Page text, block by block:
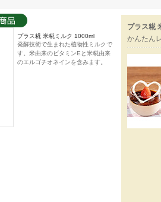
プラス糀 米糀ミルク 1000ml
発酵技術で生まれた植物性ミルクで
す。米由来のビタミンEと米糀由来
のエルゴチオネインを含みます。
プラス糀
かんたん